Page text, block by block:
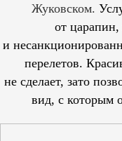
Жуковском.
от
и
перелетов.
не сделает, зато
вид, с которым